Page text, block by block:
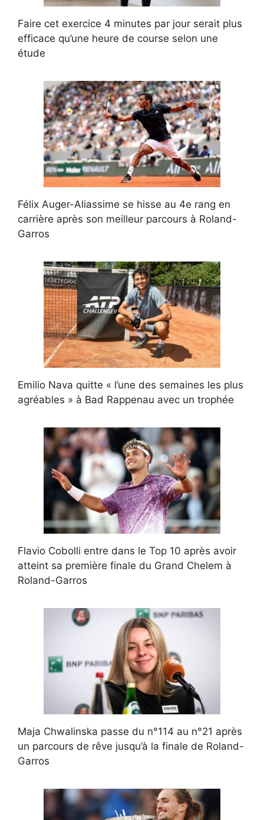
Faire cet exercice 4 minutes par jour serait plus
efficace qu’une heure de course selon une
étude
Félix Auger-Aliassime se hisse au 4e rang en
carrière après son meilleur parcours à Roland-
Garros
Emilio Nava quitte « l’une des semaines les plus
agréables » à Bad Rappenau avec un trophée
Flavio Cobolli entre dans le Top 10 après avoir
atteint sa première finale du Grand Chelem à
Roland-Garros
Maja Chwalinska passe du n°114 au n°21 après
un parcours de rêve jusqu’à la finale de Roland-
Garros